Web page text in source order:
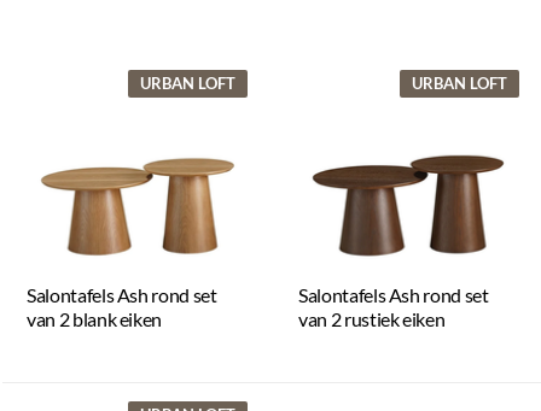
Salontafels Ash rond set
van 2 blank eiken
URBAN LOFT
Salontafels Ash rond set
van 2 rustiek eiken
URBAN LOFT